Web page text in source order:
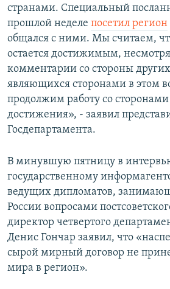
странами. Специальный
прошлой неделе посетил регион
общался с ними. Мы считаем,
остается достижимым,
комментарии со стороны
являющихся сторонами в этом
продолжим работу со сторонами
достижения», - заявил
Госдепартамента.
В минувшую пятницу в
государственному
ведущих дипломатов,
России вопросами
директор четвертого
Денис Гончар заявил, что
сырой мирный договор не
мира в регион».